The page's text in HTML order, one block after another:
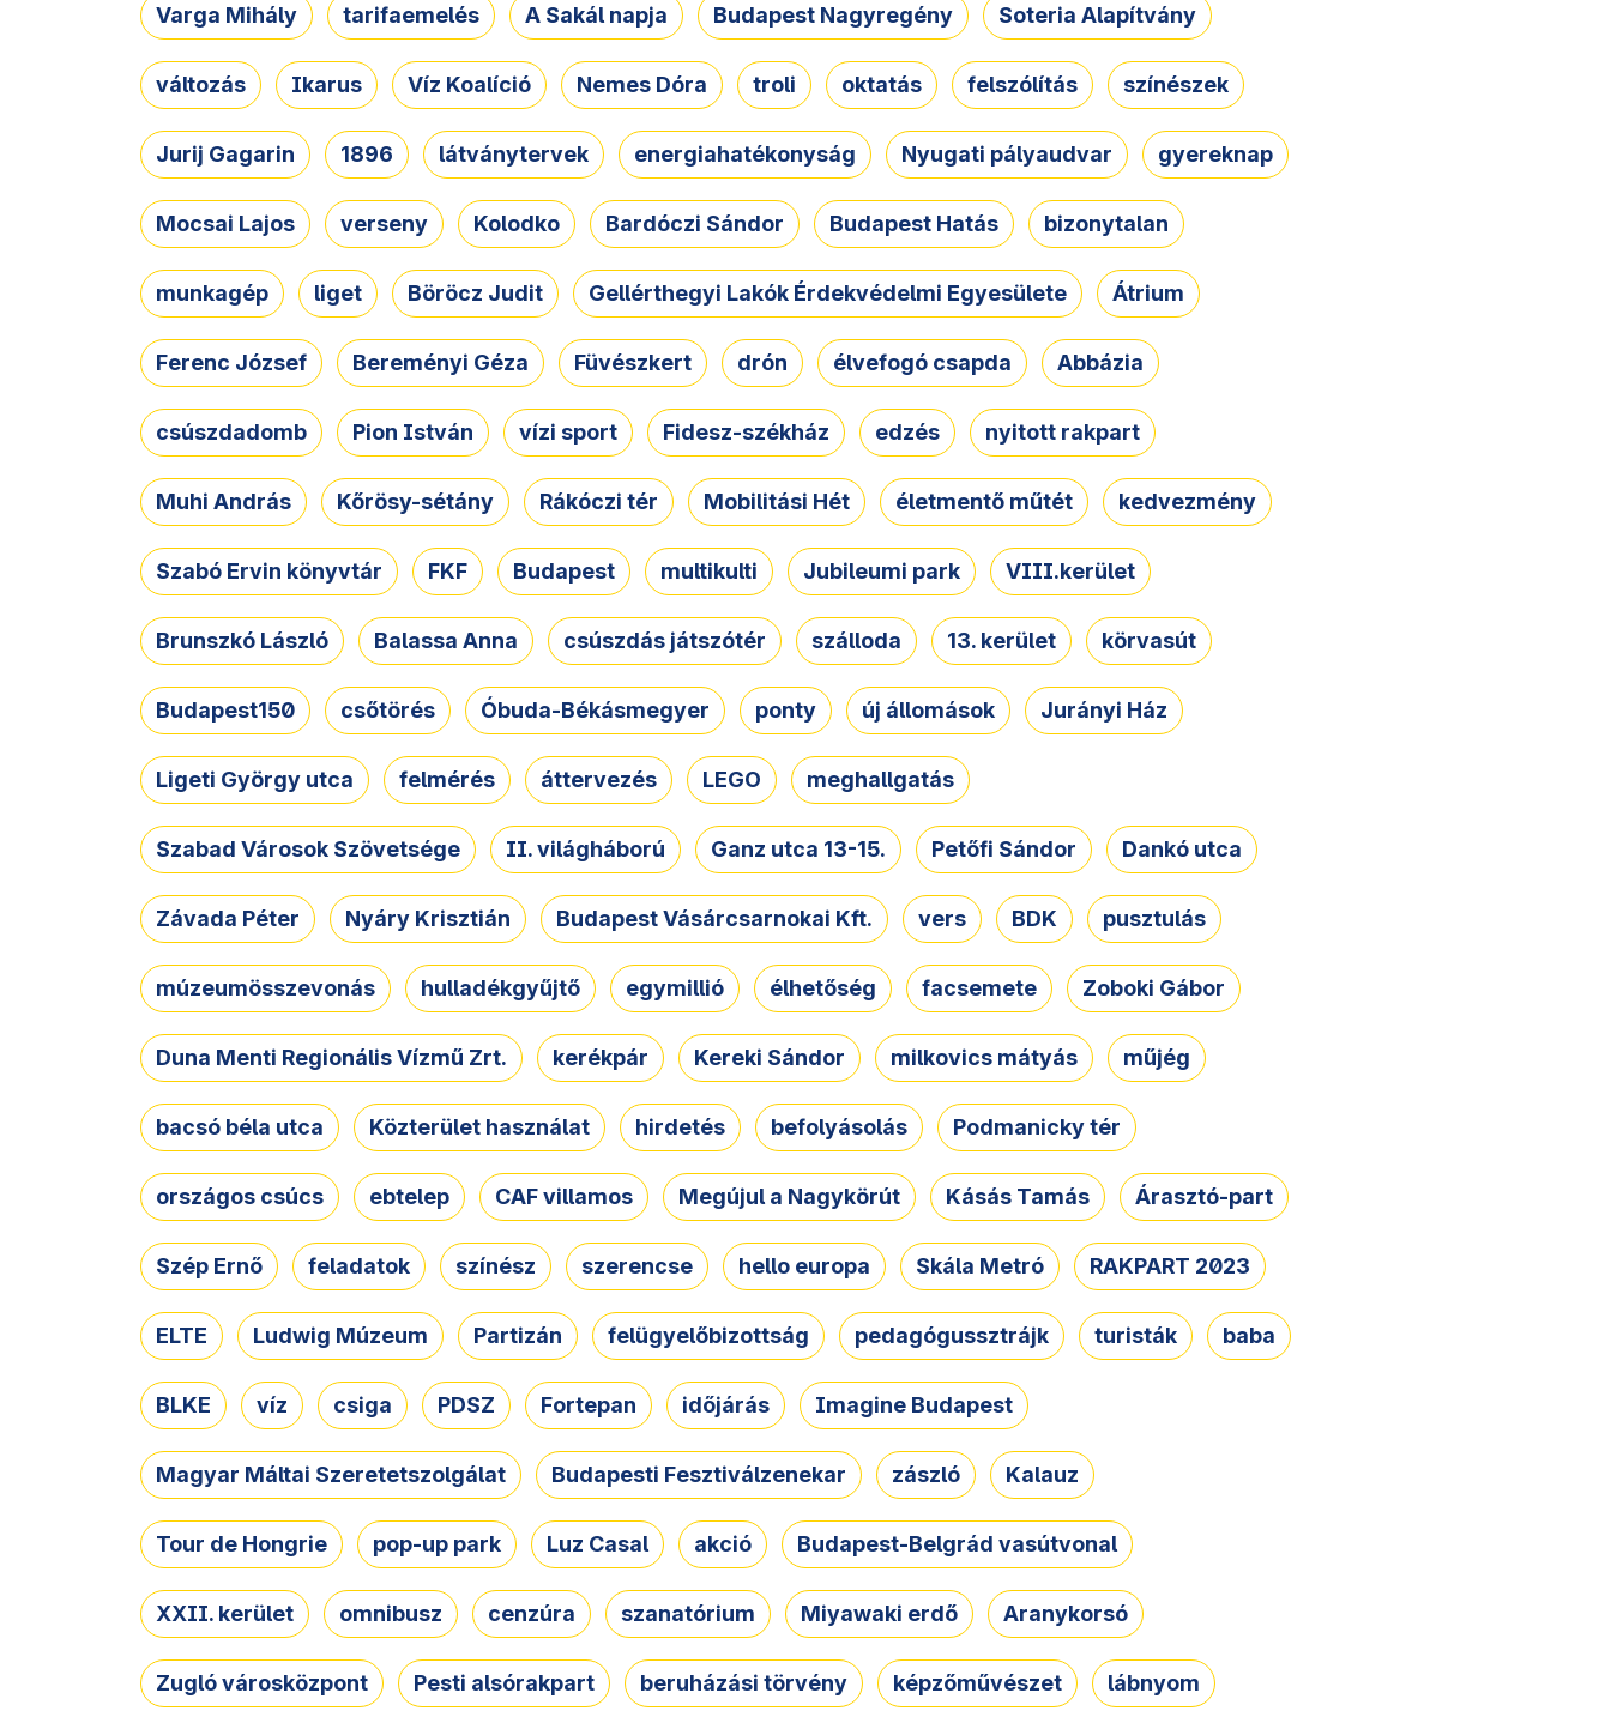
Varga Mihály tarifaemelés A Sakál napja Budapest Nagyregény Soteria Alapítvány
változás Ikarus Víz Koalíció Nemes Dóra troli oktatás felszólítás színészek
Jurij Gagarin 1896 látványtervek energiahatékonyság Nyugati pályaudvar gyereknap
Mocsai Lajos verseny Kolodko Bardóczi Sándor Budapest Hatás bizonytalan
munkagép liget Böröcz Judit Gellérthegyi Lakók Érdekvédelmi Egyesülete Átrium
Ferenc József Bereményi Géza Füvészkert drón élvefogó csapda Abbázia
csúszdadomb Pion István vízi sport Fidesz-székház edzés nyitott rakpart
Muhi András Kőrösy-sétány Rákóczi tér Mobilitási Hét életmentő műtét kedvezmény
Szabó Ervin könyvtár FKF Budapest multikulti Jubileumi park VIII.kerület
Brunszkó László Balassa Anna csúszdás játszótér szálloda 13. kerület körvasút
Budapest150 csőtörés Óbuda-Békásmegyer ponty új állomások Jurányi Ház
Ligeti György utca felmérés áttervezés LEGO meghallgatás
Szabad Városok Szövetsége II. világháború Ganz utca 13-15. Petőfi Sándor Dankó utca
Závada Péter Nyáry Krisztián Budapest Vásárcsarnokai Kft. vers BDK pusztulás
múzeumösszevonás hulladékgyűjtő egymillió élhetőség facsemete Zoboki Gábor
Duna Menti Regionális Vízmű Zrt. kerékpár Kereki Sándor milkovics mátyás műjég
bacsó béla utca Közterület használat hirdetés befolyásolás Podmanicky tér
országos csúcs ebtelep CAF villamos Megújul a Nagykörút Kásás Tamás Árasztó-part
Szép Ernő feladatok színész szerencse hello europa Skála Metró RAKPART 2023
ELTE Ludwig Múzeum Partizán felügyelőbizottság pedagógussztrájk turisták baba
BLKE víz csiga PDSZ Fortepan időjárás Imagine Budapest
Magyar Máltai Szeretetszolgálat Budapesti Fesztiválzenekar zászló Kalauz
Tour de Hongrie pop-up park Luz Casal akció Budapest-Belgrád vasútvonal
XXII. kerület omnibusz cenzúra szanatórium Miyawaki erdő Aranykorsó
Zugló városközpont Pesti alsórakpart beruházási törvény képzőművészet lábnyom